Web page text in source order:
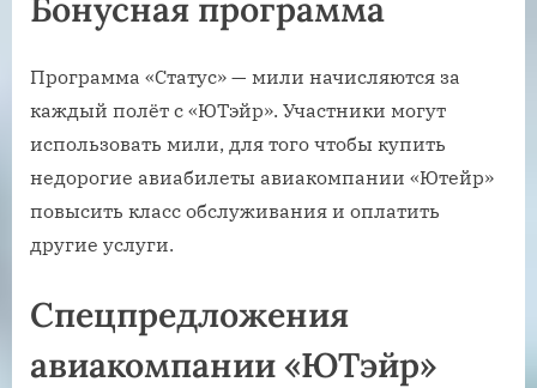
Бонусная программа
Программа «Статус» — мили начисляются за
каждый полёт с «ЮТэйр». Участники могут
использовать мили, для того чтобы купить
недорогие авиабилеты авиакомпании «Ютейр»
повысить класс обслуживания и оплатить
другие услуги.
Спецпредложения
авиакомпании «ЮТэйр»